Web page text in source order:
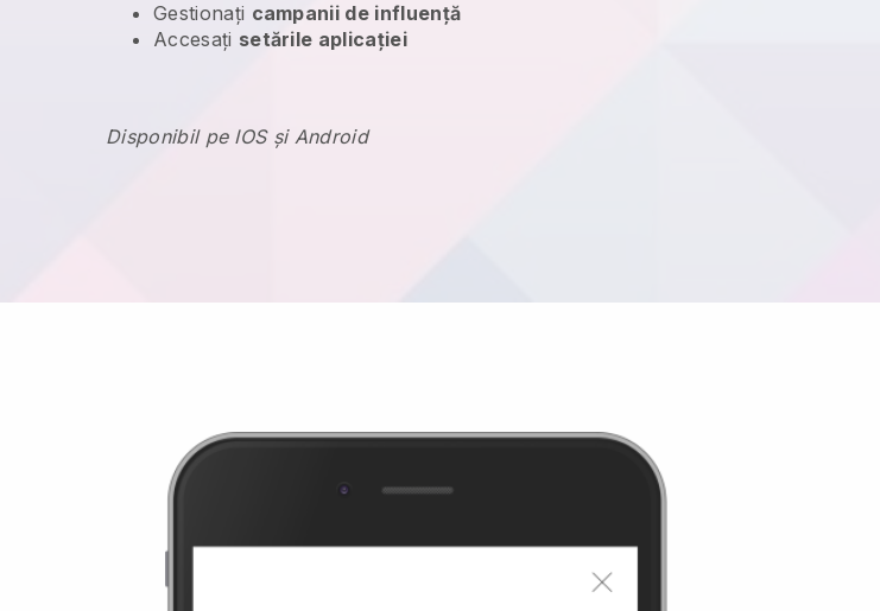
Gestionați campanii de influență
Accesați setările aplicației
Disponibil pe IOS și Android